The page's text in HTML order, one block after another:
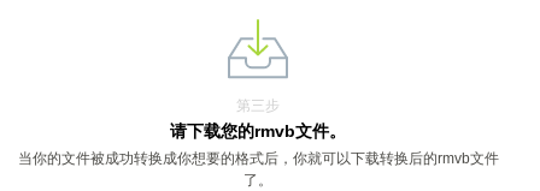
第三步
请下载您的rmvb文件。
当你的文件被成功转换成你想要的格式后，你就可以下载转换后的rmvb文件
了。